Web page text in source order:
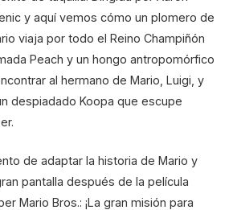
y aquí vemos cómo un plomero de
viaja por todo el Reino Champiñón
Peach y un hongo antropomórfico
al hermano de Mario, Luigi, y
despiadado Koopa que escupe
de adaptar la historia de Mario y
pantalla después de la película
Mario Bros.: ¡La gran misión para